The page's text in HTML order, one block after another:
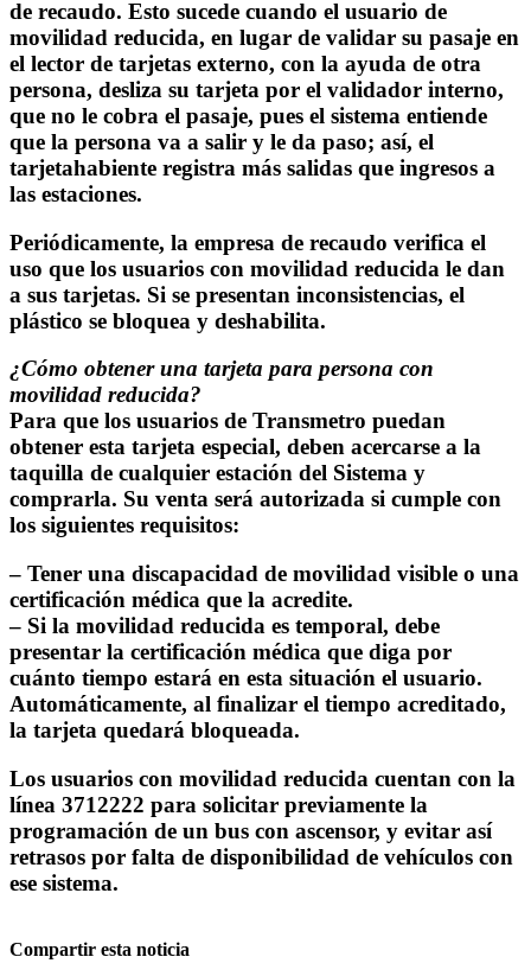
de recaudo. Esto sucede cuando el usuario de
movilidad reducida, en lugar de validar su pasaje en
el lector de tarjetas externo, con la ayuda de otra
persona, desliza su tarjeta por el validador interno,
que no le cobra el pasaje, pues el sistema entiende
que la persona va a salir y le da paso; así, el
tarjetahabiente registra más salidas que ingresos a
las estaciones.
Periódicamente, la empresa de recaudo verifica el
uso que los usuarios con movilidad reducida le dan
a sus tarjetas. Si se presentan inconsistencias, el
plástico se bloquea y deshabilita.
¿Cómo obtener una tarjeta para persona con
movilidad reducida?
Para que los usuarios de Transmetro puedan
obtener esta tarjeta especial, deben acercarse a la
taquilla de cualquier estación del Sistema y
comprarla. Su venta será autorizada si cumple con
los siguientes requisitos:
– Tener una discapacidad de movilidad visible o una
certificación médica que la acredite.
– Si la movilidad reducida es temporal, debe
presentar la certificación médica que diga por
cuánto tiempo estará en esta situación el usuario.
Automáticamente, al finalizar el tiempo acreditado,
la tarjeta quedará bloqueada.
Los usuarios con movilidad reducida cuentan con la
línea 3712222 para solicitar previamente la
programación de un bus con ascensor, y evitar así
retrasos por falta de disponibilidad de vehículos con
ese sistema.
Compartir esta noticia